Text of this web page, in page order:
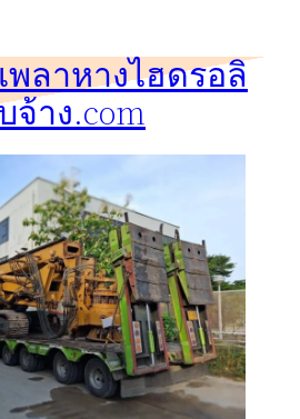
พลาหางไฮดรอลิ
จ้าง.com